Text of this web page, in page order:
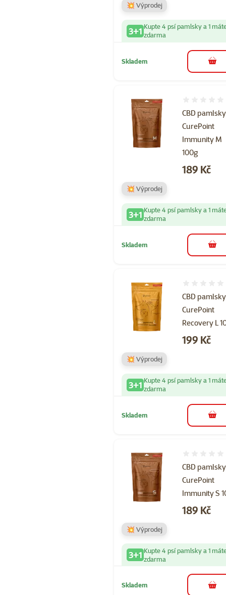
💥 Výprodej
3+1 Kupte 4 psí pamlsky a 1
zdarma
Skladem do
CBD pamlsky
CurePoint
Immunity M
100g
Cena
189 Kč
💥 Výprodej
3+1 Kupte 4 psí pamlsky a 1
zdarma
Skladem do
CBD pamlsky
CurePoint
Recovery L
Cena
199 Kč
💥 Výprodej
3+1 Kupte 4 psí pamlsky a 1
zdarma
Skladem do
CBD pamlsky
CurePoint
Immunity S
Cena
189 Kč
💥 Výprodej
3+1 Kupte 4 psí pamlsky a 1
zdarma
Skladem do